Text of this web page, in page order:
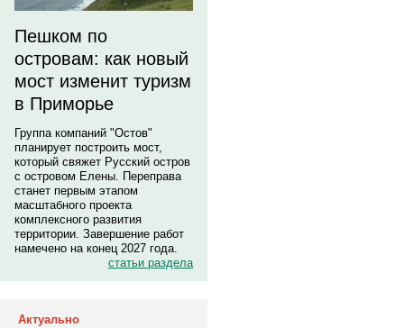
Пешком по
островам: как новый
мост изменит туризм
в Приморье
Группа компаний "Остов"
планирует построить мост,
который свяжет Русский остров
с островом Елены. Переправа
станет первым этапом
масштабного проекта
комплексного развития
территории. Завершение работ
намечено на конец 2027 года.
статьи раздела
Актуально